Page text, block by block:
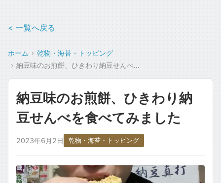
調味料・オイル・タレ
乾物・海苔・トッピング
魚介・肉のせ
ごはん・主食もの
お取り寄せ・銘柄・ご当地
< 一覧へ戻る
ホーム
乾物・海苔・トッピング
納豆味のお煎餅、ひきわり納豆せんべを食べてみました
納豆味のお煎餅、ひきわり納
豆せんべを食べてみました
2023年6月2日 乾物・海苔・トッピング